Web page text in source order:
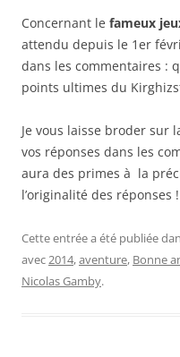
Concernant le fameux
attendu depuis le 1er
dans les commentaires :
points ultimes du
Je vous laisse broder sur
vos réponses dans les
aura des primes à la
l’originalité des réponses !
Cette entrée a été publiée
avec2014,aventure, Bonne
Nicolas Gamby.